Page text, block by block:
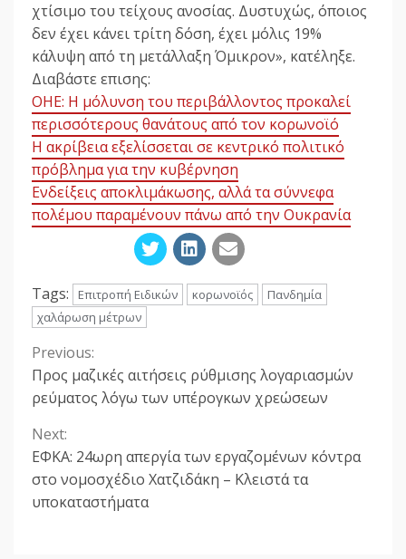
χτίσιμο του τείχους ανοσίας. Δυστυχώς, όποιος
δεν έχει κάνει τρίτη δόση, έχει μόλις 19%
κάλυψη από τη μετάλλαξη Όμικρον», κατέληξε.
Διαβάστε επισης:
ΟΗΕ: Η μόλυνση του περιβάλλοντος προκαλεί
περισσότερους θανάτους από τον κορωνοϊό
Η ακρίβεια εξελίσσεται σε κεντρικό πολιτικό
πρόβλημα για την κυβέρνηση
Ενδείξεις αποκλιμάκωσης, αλλά τα σύννεφα
πολέμου παραμένουν πάνω από την Ουκρανία
Tags: Επιτροπή Ειδικών κορωνοϊός
Πανδημία
χαλάρωση μέτρων
Continue
Reading
Previous:
Προς μαζικές αιτήσεις ρύθμισης λογαριασμών
ρεύματος λόγω των υπέρογκων χρεώσεων
Next:
ΕΦΚΑ: 24ωρη απεργία των εργαζομένων κόντρα
στο νομοσχέδιο Χατζιδάκη – Κλειστά τα
υποκαταστήματα